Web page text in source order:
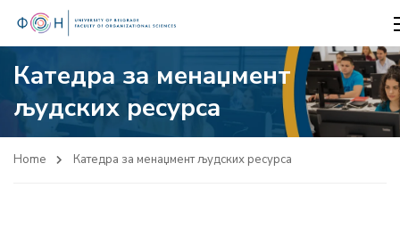
Катедра за менаџмент
људских ресурса
Home Катедра за менаџмент људских ресурса